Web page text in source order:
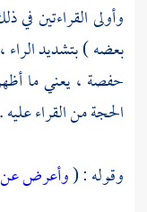
وأولى القراءتين
بعضه ) بتشديد
حفصة ،يعني ما
الحجة من القراء عليه .
وقوله : (وأعرض